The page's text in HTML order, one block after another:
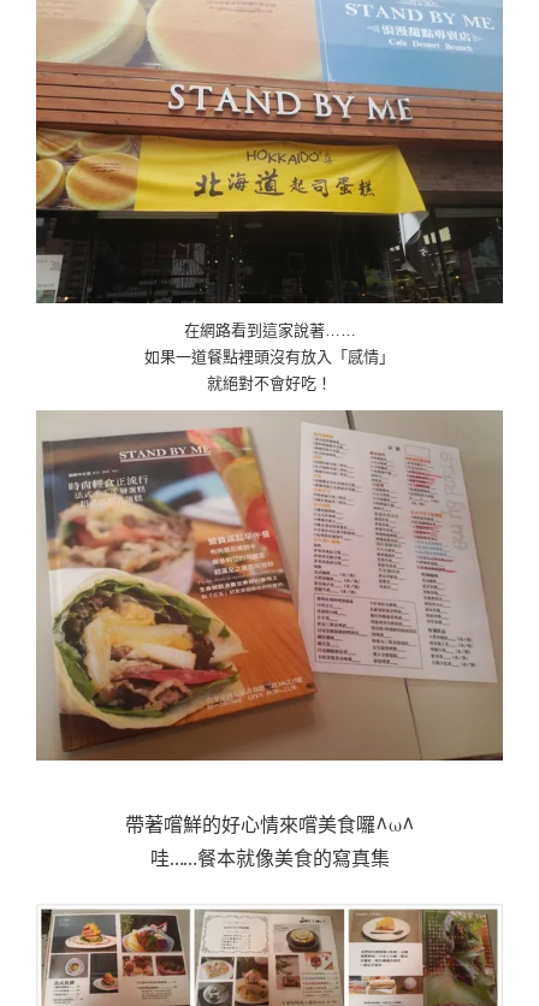
在網路看到這家說著……
如果一道餐點裡頭沒有放入「感情」
就絕對不會好吃！
帶著嚐鮮的好心情來嚐美食囉^ω^
哇……餐本就像美食的寫真集